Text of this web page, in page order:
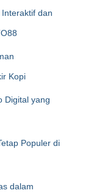
dan
Kopi
Digital yang
Populer di
dalam